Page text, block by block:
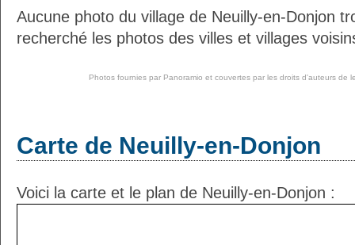
Aucune photo du village de Neuilly-en-Donjon
recherché les photos des villes et villages
Photos fournies par Panoramio et couvertes par les droits d'auteurs de
Carte de Neuilly-en-Donjon
Voici la carte et le plan de Neuilly-en-Donjon :